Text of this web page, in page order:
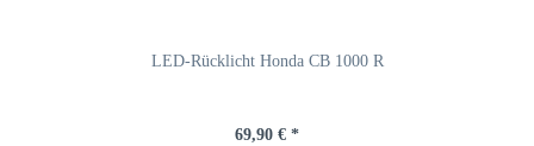
LED-Rücklicht Honda CB 1000 R
69,90 € *